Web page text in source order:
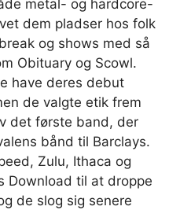
metal- og hardcore-
dem pladser hos folk
og shows med så
Obituary og Scowl.
have deres debut
de valgte etik frem
det første band, der
bånd til Barclays.
Zulu, Ithaca og
Download til at droppe
de slog sig senere